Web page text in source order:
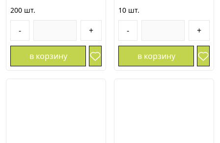
200 шт.
- +
в корзину
10 шт.
- +
в корзину